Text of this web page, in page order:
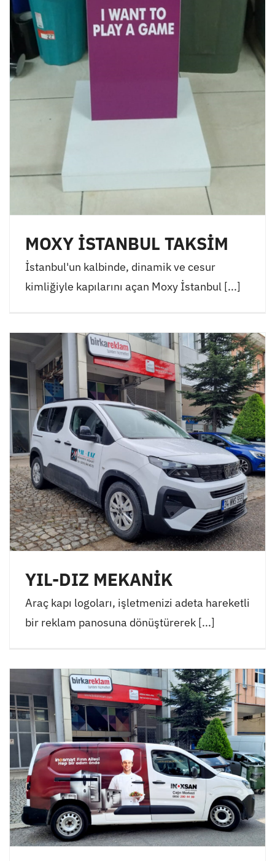
MOXY İSTANBUL TAKSİM
İstanbul'un kalbinde, dinamik ve cesur
kimliğiyle kapılarını açan Moxy İstanbul [...]
YIL-DIZ MEKANİK
Araç kapı logoları, işletmenizi adeta hareketli
bir reklam panosuna dönüştürerek [...]